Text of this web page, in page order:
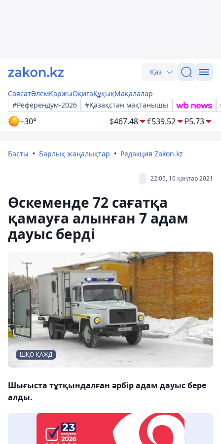
Қаз
СаясатӘлемҚаржыОқиғаҚұқықМақалалар
#Референдум-2026
#Қазақстан мақтанышы
+30° $467.48 €539.52 ₽5.73
Басты Барлық жаңалықтар Редакция Zakon.kz
22:05, 10 қаңтар 2021
Өскеменде 72 сағатқа
қамауға алынған 7 адам
дауыс берді
ШҚО ҚАЖД
Шығыста тұтқындалған әрбір адам дауыс бере
алды.